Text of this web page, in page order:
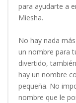
para ayudarte a
Miesha.
No hay nada
un nombre para
divertido,
hay un nombre
pequeña. No
nombre que le